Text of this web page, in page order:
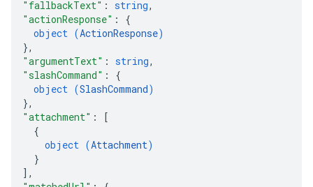
"fallbackText" : string,
"actionResponse" : {
object (ActionResponse)
},
"argumentText" : string,
"slashCommand" : {
object (SlashCommand)
},
"attachment" :
[
{
object (Attachment)
}
] ,